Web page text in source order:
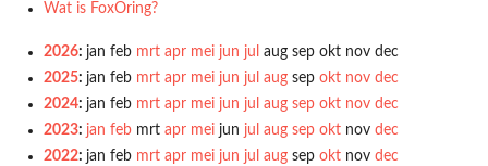
Wat is FoxOring?
2026: jan feb mrt apr mei jun jul aug sep okt nov dec
2025: jan feb mrt apr mei jun jul aug sep okt nov dec
2024: jan feb mrt apr mei jun jul aug sep okt nov dec
2023: jan feb mrt apr mei jun jul aug sep okt nov dec
2022: jan feb mrt apr mei jun jul aug sep okt nov dec